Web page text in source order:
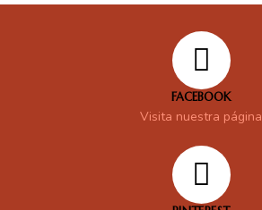
FACEBOOK
Visita nuestra página